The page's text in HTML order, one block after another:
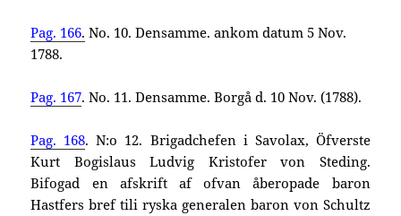
Pag. 166. No. 10. Densamme. ankom datum 5 Nov.
1788.
Pag. 167. No. 11. Densamme. Borgå d. 10 Nov. (1788).
Pag. 168. N:o 12. Brigadchefen i Savolax, Öfverste
Kurt Bogislaus Ludvig Kristofer von Steding.
Bifogad en afskrift af ofvan åberopade baron
Hastfers bref tili ryska generalen baron von Schultz